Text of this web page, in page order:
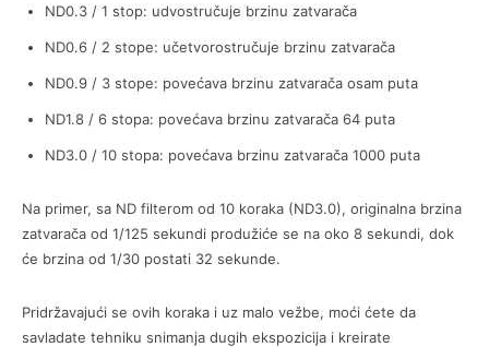
ND0.3 / 1 stop: udvostručuje brzinu zatvarača
ND0.6 / 2 stope: učetvorostručuje brzinu zatvarača
ND0.9 / 3 stope: povećava brzinu zatvarača osam puta
ND1.8 / 6 stopa: povećava brzinu zatvarača 64 puta
ND3.0 / 10 stopa: povećava brzinu zatvarača 1000 puta
Na primer, sa ND filterom od 10 koraka (ND3.0), originalna brzina
zatvarača od 1/125 sekundi produžiće se na oko 8 sekundi, dok
će brzina od 1/30 postati 32 sekunde.
Pridržavajući se ovih koraka i uz malo vežbe, moći ćete da
savladate tehniku snimanja dugih ekspozicija i kreirate